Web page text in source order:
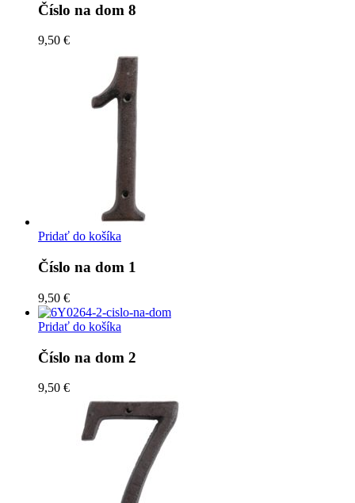
Číslo na dom 8
9,50 €
Pridať do košíka
Číslo na dom 1
9,50 €
Pridať do košíka
Číslo na dom 2
9,50 €